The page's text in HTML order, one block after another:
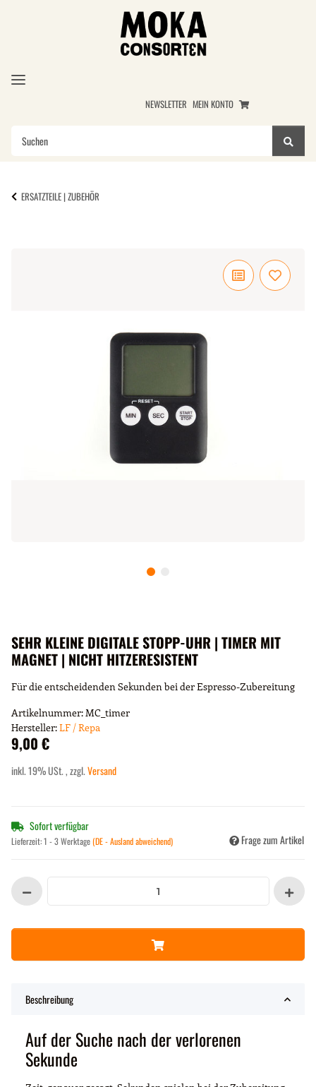
NEWSLETTER MEIN KONTO
ERSATZTEILE | ZUBEHÖR
SEHR KLEINE DIGITALE STOPP-UHR | TIMER MIT
MAGNET | NICHT HITZERESISTENT
Für die entscheidenden Sekunden bei der Espresso-Zubereitung
Artikelnummer:MC_timer
Hersteller:LF / Repa
9,00 €
inkl. 19% USt. , zzgl.Versand
Sofort verfügbar
Lieferzeit:1 - 3 Werktage(DE - Ausland abweichend) Frage zum Artikel
Beschreibung
Auf der Suche nach der verlorenen
Sekunde